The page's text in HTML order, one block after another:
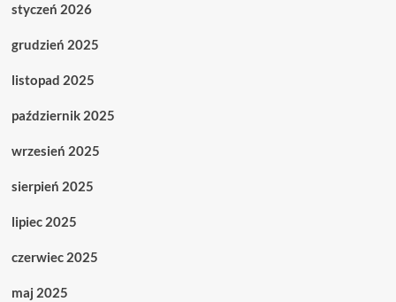
styczeń 2026
grudzień 2025
listopad 2025
październik 2025
wrzesień 2025
sierpień 2025
lipiec 2025
czerwiec 2025
maj 2025